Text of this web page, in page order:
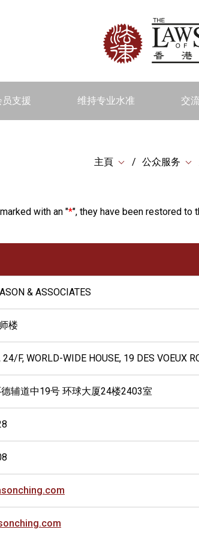
员支援 维持专业水准 交
主頁 公众服务
with an "*", they have been restored to
& ASSOCIATES
楼
F, WORLD-WIDE HOUSE, 19 DES VOEUX
辅道中19号 环球大厦24楼2403室